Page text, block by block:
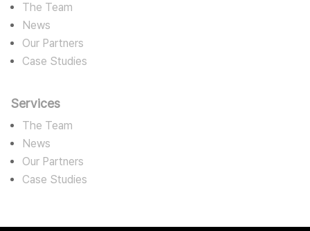
The Team
News
Our Partners
Case Studies
Services
The Team
News
Our Partners
Case Studies